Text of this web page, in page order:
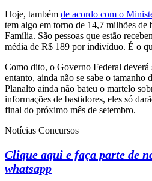
Hoje, também de acordo com o
tem algo em torno de 14,7 milhões de
Família. São pessoas que estão
média de R$ 189 por indivíduo. É o
Como dito, o Governo Federal deverá
entanto, ainda não se sabe o tamanho
Planalto ainda não bateu o martelo
informações de bastidores, eles só
final do próximo mês de setembro.
Notícias Concursos
Clique aqui e faça parte de
whatsapp